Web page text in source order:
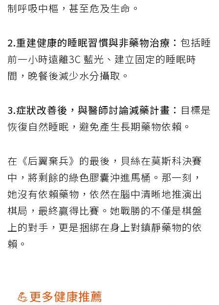
制呼吸中樞，甚至危及生命。
2.重建健康的睡眠習慣與非藥物治療： 包括睡
前一小時遠離3C 藍光、建立固定的睡眠時
間，晚餐後減少水分攝取。
3.症狀改善後，與醫師討論減藥計畫： 目標是
恢復自然睡眠，避免產生長期藥物依賴。
在《后翼棄兵》的最後，貝絲在莫斯科決賽
中，將剩餘的綠色膠囊沖進馬桶。那一刻，
她沒有依賴藥物，依然在腦中清晰地推演出
棋局，最終贏得比賽。她戰勝的不僅是棋盤
上的對手，更是捆綁在身上對鎮靜藥物的依
賴。
💪更多健康推薦